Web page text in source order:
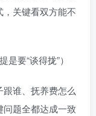
关键看双方能不
要“谈得拢”）
谁、抚养费怎么
题全都达成一致